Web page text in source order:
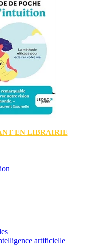
EN LIBRAIRIE
artificielle